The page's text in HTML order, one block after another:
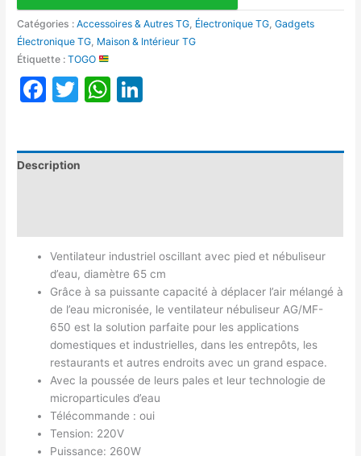
Catégories :Accessoires & Autres TG, Électronique TG,Gadgets
Électronique TG, Maison & Intérieur TG
Étiquette :TOGO
Facebook
TwitterWhatsApp
Description
Ventilateur industriel oscillant avec pied et nébuliseur
d’eau, diamètre 65 cm
Grâce à sa puissante capacité à déplacer l’air mélangé à
de l’eau micronisée, le ventilateur nébuliseur AG/MF-
650 est la solution parfaite pour les applications
domestiques et industrielles, dans les entrepôts, les
restaurants et autres endroits avec un grand espace.
Avec la poussée de leurs pales et leur technologie de
microparticules d’eau
Télécommande : oui
Tension: 220V
Puissance: 260W